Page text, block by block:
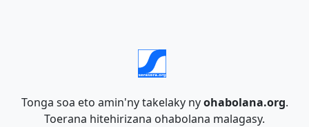
Tonga soa eto amin'ny takelaky nyohabolana.org.
Toerana hitehirizana ohabolana malagasy.